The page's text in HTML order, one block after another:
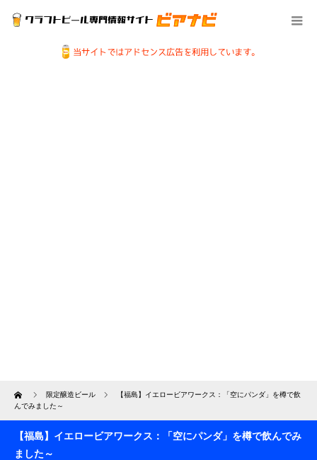
Home 限定醸造ビール
【福島】イエロービアワークス：「空にパンダ」を樽で飲
んでみました～
【福島】イエロービアワークス：「空にパンダ」を樽で飲んでみ
ました～